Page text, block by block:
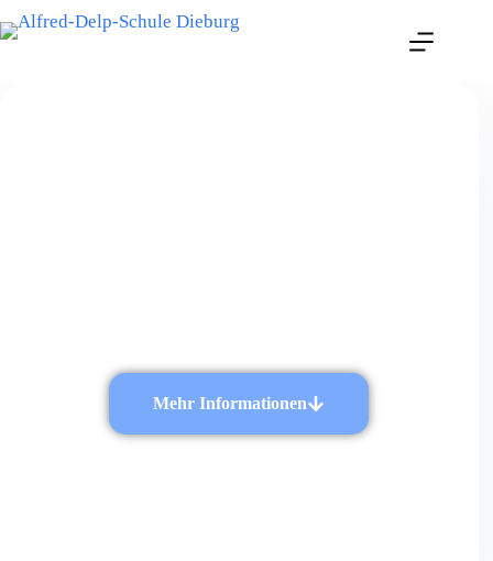
Mehr Informationen